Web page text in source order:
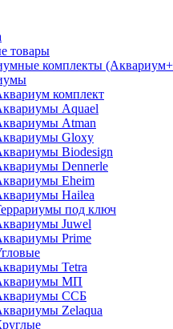
товары
комплекты
комплект
Aquael
Atman
Gloxy
Biodesign
Dennerle
Eheim
Hailea
под ключ
Juwel
Prime
Tetra
МП
ССБ
Zelaqua